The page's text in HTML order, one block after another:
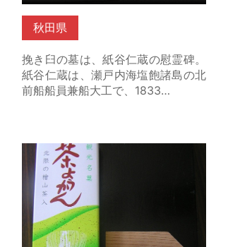
秋田県
挽き臼の墓は、紙谷仁蔵の慰霊碑。
紙谷仁蔵は、瀬戸内海塩飽諸島の北
前船船員兼船大工で、1833…
茶ようかん（秋田県能代市） の詳細
はこちら